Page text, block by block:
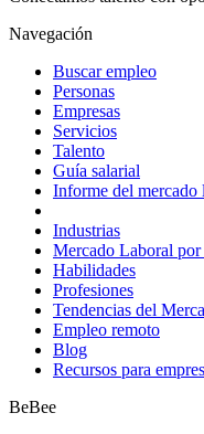
Navegación
Buscar empleo
Personas
Empresas
Servicios
Talento
Guía salarial
Informe del mercado
Industrias
Mercado Laboral
Habilidades
Profesiones
Tendencias del
Empleo remoto
Blog
Recursos para
BeBee